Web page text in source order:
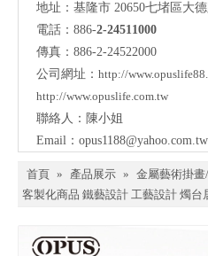
地址： 基隆市 20650七堵區大
電話：886-2-24511000
傳真：886-2-24522000
公司網址： http://
http://www.opuslife.com.tw
聯絡人：陳小姐
Email： opus1188@yahoo.com.tw
首頁 » 產品展示 » 金屬藝術掛
客製化商品 鐵藝設計 工藝設計 燭台